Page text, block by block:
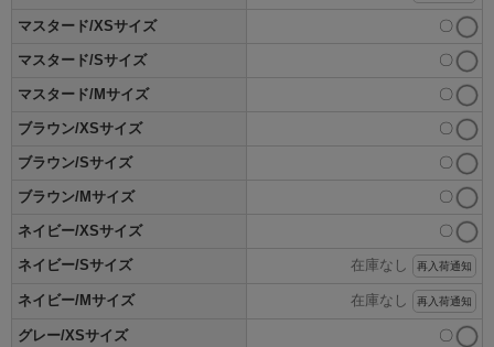
マスタード/XSサイズ 〇
マスタード/Sサイズ 〇
マスタード/Mサイズ 〇
ブラウン/XSサイズ 〇
ブラウン/Sサイズ 〇
ブラウン/Mサイズ 〇
ネイビー/XSサイズ 〇
ネイビー/Sサイズ 在庫なし 再入荷通知
ネイビー/Mサイズ 在庫なし 再入荷通知
グレー/XSサイズ 〇